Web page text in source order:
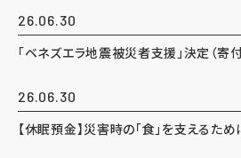
26.06.30
「ベネズエラ地震被災者支援」決定（寄
26.06.30
【休眠預金】災害時の「食」を支えるため